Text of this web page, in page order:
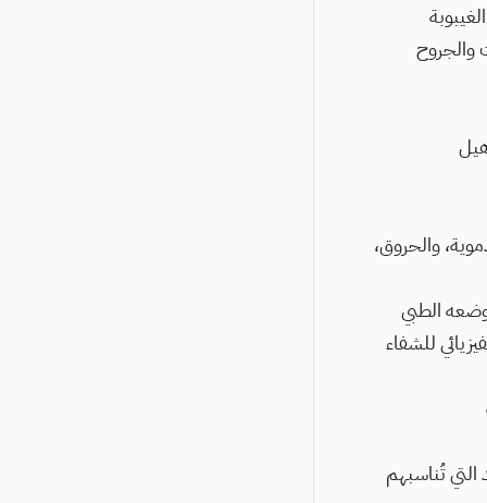
والجروح
والحروق،
الطبي
للشفاء
تُناسبهم